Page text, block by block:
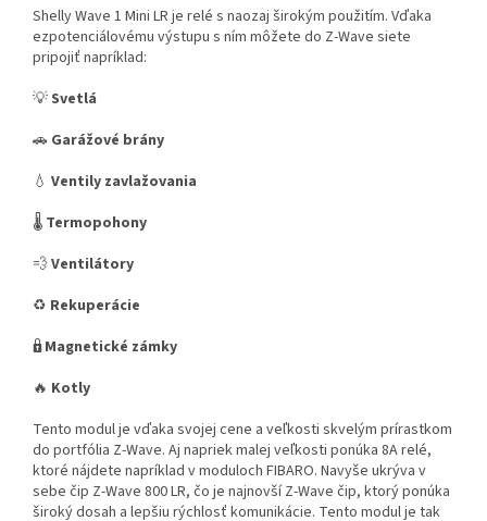
Shelly Wave 1 Mini LR je relé s naozaj širokým použitím. Vďaka
ezpotenciálovému výstupu s ním môžete do Z-Wave siete
pripojiť napríklad:
💡Svetlá
🚗 Garážové brány
💧 Ventily zavlažovania
🌡️ Termopohony
💨 Ventilátory
♻️ Rekuperácie
🔒 Magnetické zámky
🔥 Kotly
Tento modul je vďaka svojej cene a veľkosti skvelým prírastkom
do portfólia Z-Wave. Aj napriek malej veľkosti ponúka 8A relé,
ktoré nájdete napríklad v moduloch FIBARO. Navyše ukrýva v
sebe čip Z-Wave 800 LR, čo je najnovší Z-Wave čip, ktorý ponúka
široký dosah a lepšiu rýchlosť komunikácie. Tento modul je tak